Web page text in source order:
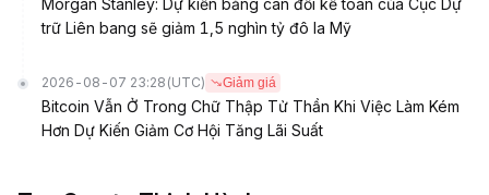
Morgan Stanley: Dự kiến bảng cân đối kế toán của Cục Dự
trữ Liên bang sẽ giảm 1,5 nghìn tỷ đô la Mỹ
2026-08-07 23:28 (UTC) Giảm giá
Bitcoin Vẫn Ở Trong Chữ Thập Tử Thần Khi Việc Làm Kém
Hơn Dự Kiến Giảm Cơ Hội Tăng Lãi Suất